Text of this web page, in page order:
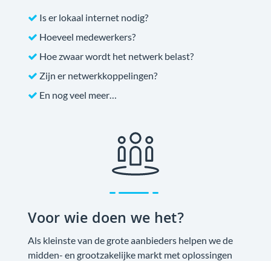
Is er lokaal internet nodig?
Hoeveel medewerkers?
Hoe zwaar wordt het netwerk belast?
Zijn er netwerkkoppelingen?
En nog veel meer…
Voor wie doen we het?
Als kleinste van de grote aanbieders helpen we de
midden- en grootzakelijke markt met oplossingen